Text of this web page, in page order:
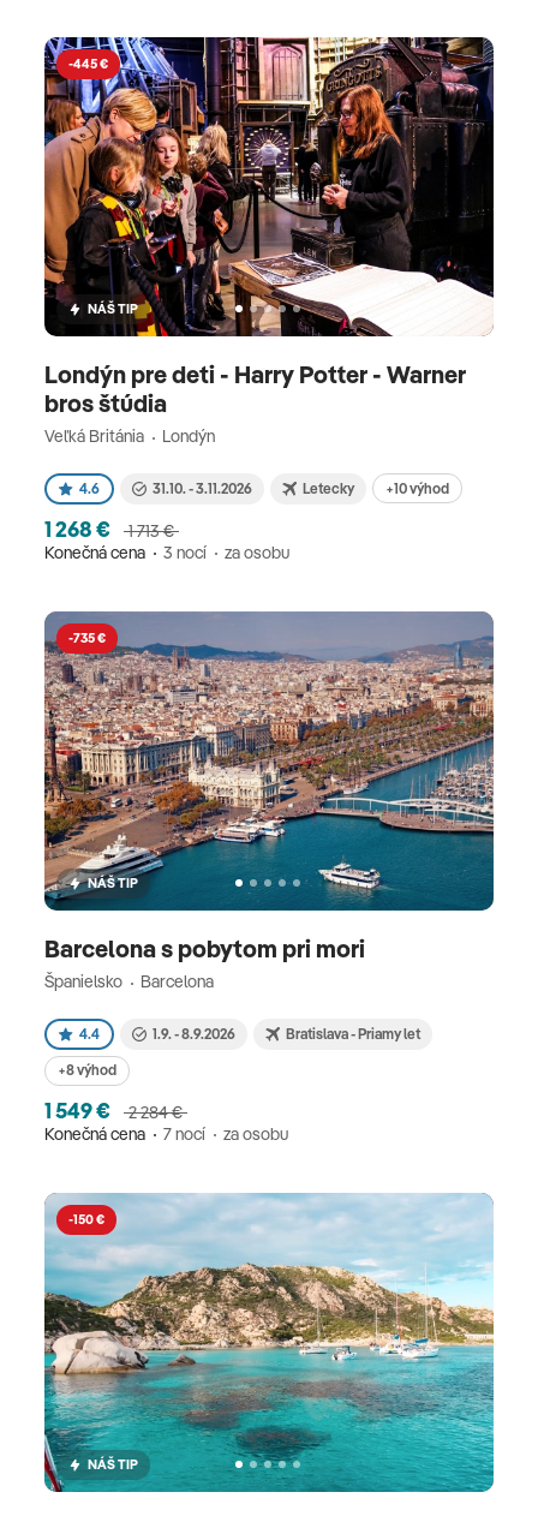
-445 €
NÁŠ TIP
Londýn pre deti - Harry Potter - Warner
bros štúdia
Veľká Británia Londýn
4.6 31.10. - 3.11.2026 Letecky +10 výhod
1 268 €
1 713 €
Konečná cena
3 nocí za osobu
-735 €
NÁŠ TIP
Barcelona s pobytom pri mori
Španielsko Barcelona
4.4 1.9. - 8.9.2026 Bratislava - Priamy let
+8 výhod
1 549 €
2 284 €
Konečná cena
7 nocí za osobu
-150 €
NÁŠ TIP